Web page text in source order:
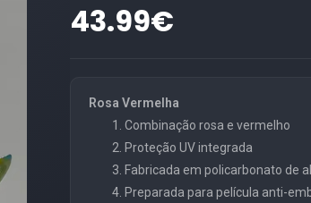
43.99€
Rosa Vermelha
Combinação rosa e vermelho
Proteção UV integrada
Fabricada em policarbonato de
Preparada para película anti-